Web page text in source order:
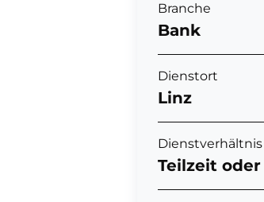
Branche
Bank
Dienstort
Linz
Dienstverhältnis
Teilzeit